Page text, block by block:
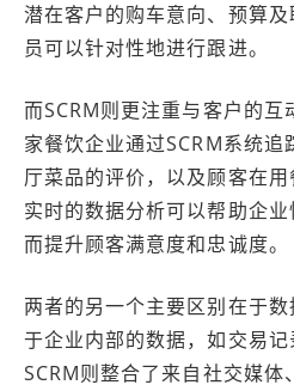
潜在客户的购车意向、预算
员可以针对性地进行跟进。
而SCRM则更注重与客户的
家餐饮企业通过SCRM系统
厅菜品的评价，以及顾客在
实时的数据分析可以帮助企
而提升顾客满意度和忠诚度。
两者的另一个主要区别在于
于企业内部的数据，如交易
SCRM则整合了来自社交媒体